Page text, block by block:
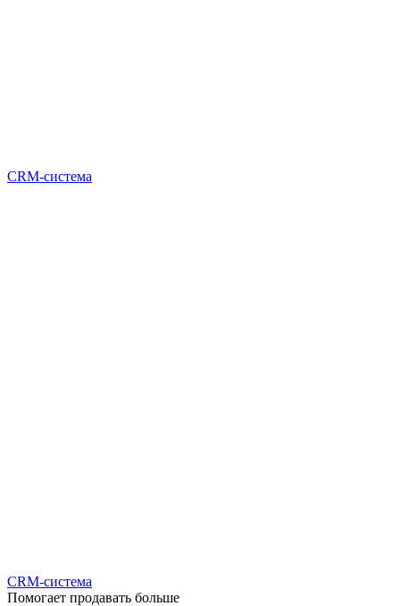
CRM-система
CRM-система
Помогает продавать больше